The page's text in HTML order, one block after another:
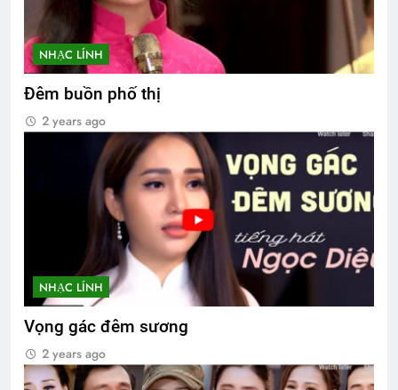
NHẠC LÍNH
Đêm buồn phố thị
2 years ago
NHẠC LÍNH
Vọng gác đêm sương
2 years ago